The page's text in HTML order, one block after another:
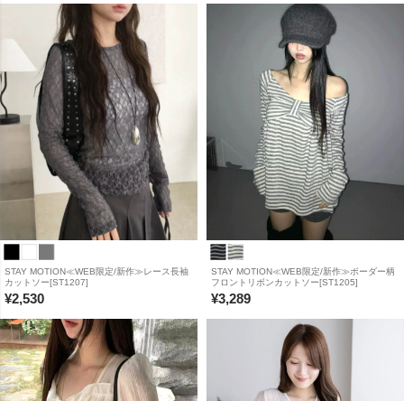
STAY MOTION≪WEB限定/新作≫レース長袖
カットソー[ST1207]
¥2,530
STAY MOTION≪WEB限定/新作≫ボーダー柄
フロントリボンカットソー[ST1205]
¥3,289